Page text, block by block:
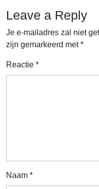
Leave a Reply
Je e-mailadres zal niet
zijn gemarkeerd met*
Reactie *
Naam *